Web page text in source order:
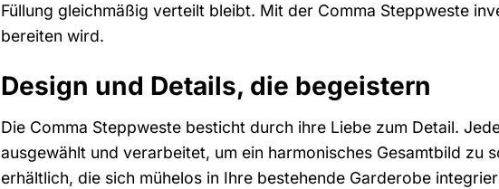
Füllung gleichmäßig verteilt bleibt. Mit der Comma Steppweste
bereiten wird.
Design und Details, die begeistern
Die Comma Steppweste besticht durch ihre Liebe zum Detail.
ausgewählt und verarbeitet, um ein harmonisches Gesamtbild zu
erhältlich, die sich mühelos in Ihre bestehende Garderobe